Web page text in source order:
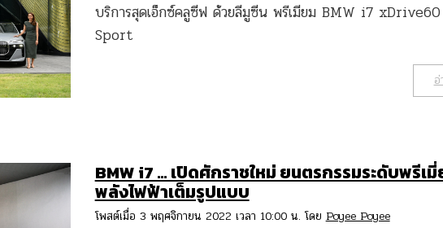
บริการสุดเอ็กซ์คลูซีฟ ด้วยลีมูซีน พรีเมียม BMW i7
Sport
BMW i7 … เปิดศักราชใหม่ ยนตรกรรมระดับพรีเ
พลังไฟฟ้าเต็มรูปแบบ
โพสต์เมื่อ 3 พฤศจิกายน 2022 เวลา 10:00 น. โดย Poyee Poyee